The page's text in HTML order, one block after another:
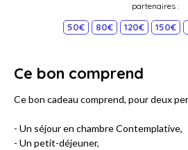
partenaires :
50€ 80€ 120€ 150€
Ce bon comprend
Ce bon cadeau comprend, pour deux
- Un séjour en chambre Contemplative,
- Un petit-déjeuner,